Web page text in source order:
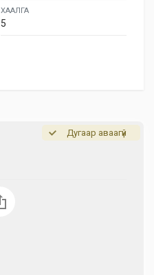
Дугаар аваагүй
ХААЛГА
5